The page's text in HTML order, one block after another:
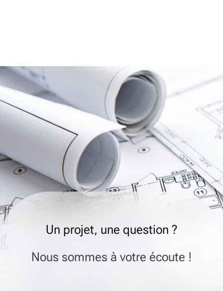
Un projet, une question ?
Nous sommes à votre écoute !